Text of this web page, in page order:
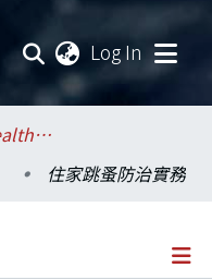
Log In
College of Public Health / 公共衛生學院
住家跳蚤防治實務